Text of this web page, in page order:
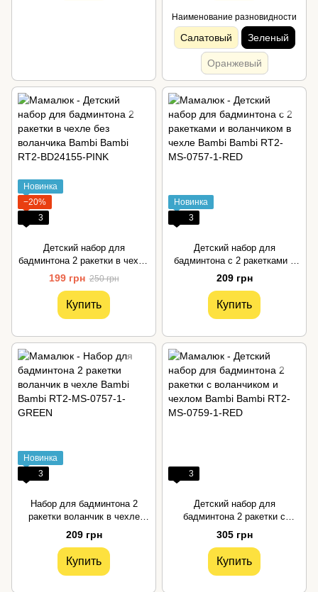
Наименование разновидности
Салатовый Зеленый
Оранжевый
Новинка
−20%
3
Детский набор для
бадминтона 2 ракетки в чехле
без воланчика Bambi
199 грн 250 грн
Купить
Новинка
3
Детский набор для
бадминтона с 2 ракетками и
воланчиком в чехле Bambi
209 грн
Купить
Новинка
3
Набор для бадминтона 2
ракетки воланчик в чехле
Bambi
209 грн
Купить
3
Детский набор для
бадминтона 2 ракетки с
воланчиком и чехлом Bambi
305 грн
Купить